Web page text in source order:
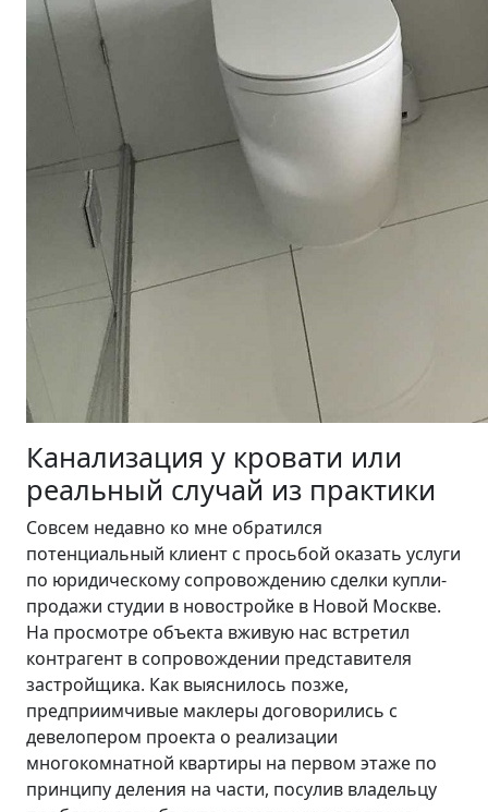
Канализация у кровати или
реальный случай из практики
Совсем недавно ко мне обратился
потенциальный клиент с просьбой оказать услуги
по юридическому сопровождению сделки купли-
продажи студии в новостройке в Новой Москве.
На просмотре объекта вживую нас встретил
контрагент в сопровождении представителя
застройщика. Как выяснилось позже,
предприимчивые маклеры договорились с
девелопером проекта о реализации
многокомнатной квартиры на первом этаже по
принципу деления на части, посулив владельцу